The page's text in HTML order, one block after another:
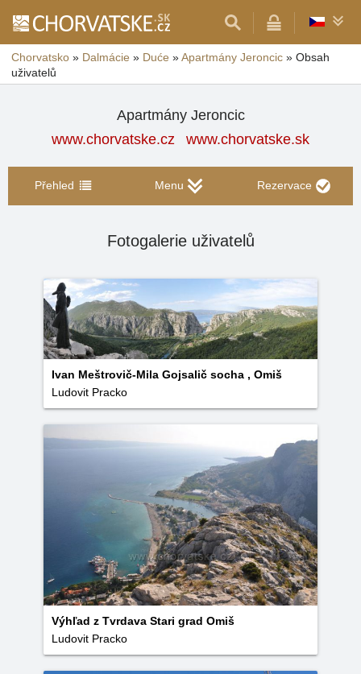
Chorvatsko » Dalmácie » Duće »Apartmány Jeroncic » Obsah
uživatelů
Apartmány Jeroncic
www.chorvatske.cz
www.chorvatske.sk
Přehled Menu Rezervace
Fotogalerie uživatelů
Ivan Meštrovič-Mila Gojsalič socha , Omiš
Ludovit Pracko
Výhľad z Tvrdava Stari grad Omiš
Ludovit Pracko